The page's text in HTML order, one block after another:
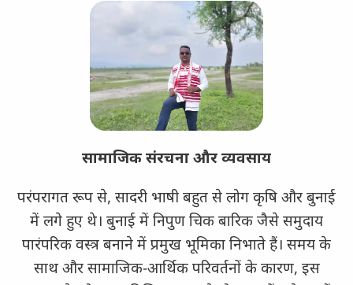
सामाजिक संरचना और व्यवसाय
परंपरागत रूप से, सादरी भाषी बहुत से लोग कृषि और बुनाई
में लगे हुए थे। बुनाई में निपुण चिक बारिक जैसे समुदाय
पारंपरिक वस्त्र बनाने में प्रमुख भूमिका निभाते हैं। समय के
साथ और सामाजिक-आर्थिक परिवर्तनों के कारण, इस